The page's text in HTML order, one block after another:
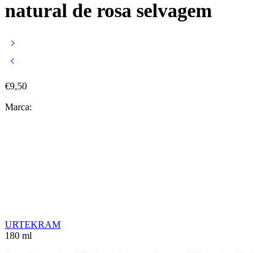
natural de rosa selvagem
€9,50
Marca:
URTEKRAM
180 ml